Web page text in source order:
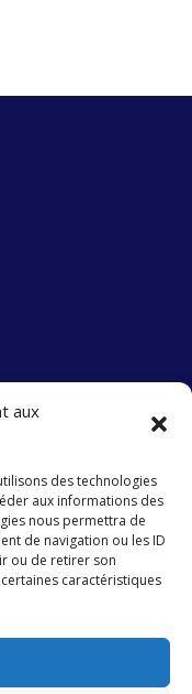
aux
des technologies
aux informations des
nous permettra de
de navigation ou les ID
ou de retirer son
caractéristiques